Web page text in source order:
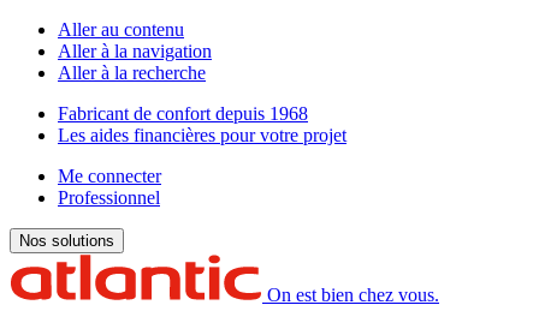
Aller au contenu
Aller à la navigation
Aller à la recherche
Fabricant de confort depuis 1968
Les aides financières pour votre projet
Me connecter
Professionnel
Nos solutions
On est bien chez vous.